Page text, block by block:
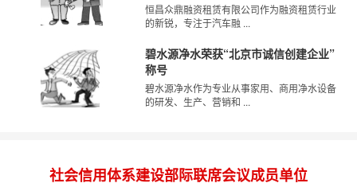
恒昌众鼎融资租赁有限公司作为融资租赁行业
的新锐，专注于汽车融 ...
碧水源净水荣获“北京市诚信创建企业”
称号
碧水源净水作为专业从事家用、商用净水设备
的研发、生产、营销和 ...
社会信用体系建设部际联席会议成员单位